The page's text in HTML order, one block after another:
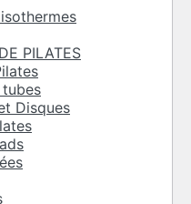
PILATES
tubes
Disques